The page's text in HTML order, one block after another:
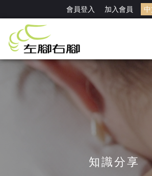
<!-- Google Tag Manager (noscript) -->
src="https://www.googletagmanager.com/
T4B8KWC4" height="0" width="0"
style="display:none;visibility:hidden"></
Google Tag Manager (noscript) -->
會員登入 加入會員
知識分享